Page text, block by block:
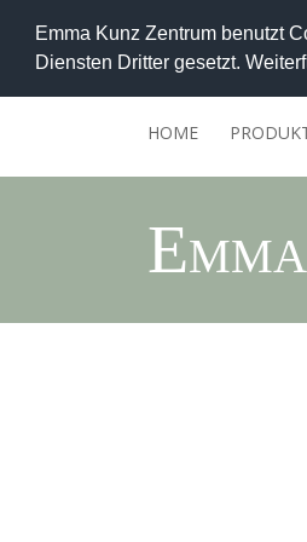
Emma Kunz Zentrum benutzt
Diensten Dritter gesetzt.
HOME